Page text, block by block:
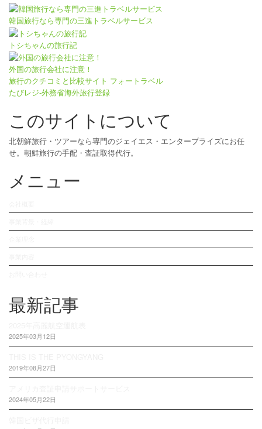
韓国旅行なら専門の三進トラベルサービス
トシちゃんの旅行記
外国の旅行会社に注意！
旅行のクチコミと比較サイト フォートラベル
たびレジ-外務省海外旅行登録
このサイトについて
北朝鮮旅行・ツアーなら専門のジェイエス・エンタープライズにお任
せ。朝鮮旅行の手配・査証取得代行。
メニュー
最新記事
2025年03月12日
2019年08月27日
2024年05月22日